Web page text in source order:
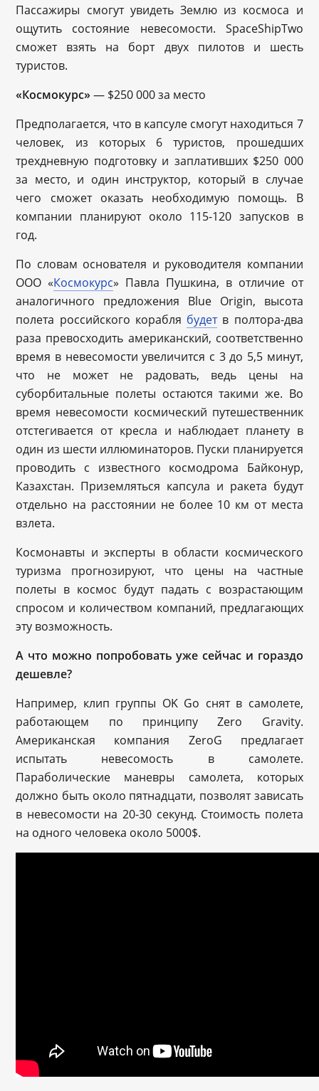
Пассажиры смогут увидеть Землю из космоса и
ощутить состояние невесомости. SpaceShipTwo
сможет взять на борт двух пилотов и шесть
туристов.
«Космокурс»— $250 000 за место
Предполагается, что в капсуле смогут находиться 7
человек, из которых 6 туристов, прошедших
трехдневную подготовку и заплативших $250 000
за место, и один инструктор, который в случае
чего сможет оказать необходимую помощь. В
компании планируют около 115-120 запусков в
год.
По словам основателя и руководителя компании
ООО «Космокурс» Павла Пушкина, в отличие от
аналогичного предложения Blue Origin, высота
полета российского корабля будетв полтора-два
раза превосходить американский, соответственно
время в невесомости увеличится с 3 до 5,5 минут,
что не может не радовать, ведь цены на
суборбитальные полеты остаются такими же. Во
время невесомости космический путешественник
отстегивается от кресла и наблюдает планету в
один из шести иллюминаторов. Пуски планируется
проводить с известного космодрома Байконур,
Казахстан. Приземляться капсула и ракета будут
отдельно на расстоянии не более 10 км от места
взлета.
Космонавты и эксперты в области космического
туризма прогнозируют, что цены на частные
полеты в космос будут падать с возрастающим
спросом и количеством компаний, предлагающих
эту возможность.
А что можно попробовать уже сейчас и гораздо
дешевле?
Например, клип группы OK Go снят в самолете,
работающем по принципу Zero Gravity.
Американская компания ZeroG предлагает
испытать невесомость в самолете.
Параболические маневры самолета, которых
должно быть около пятнадцати, позволят зависать
в невесомости на 20-30 секунд. Стоимость полета
на одного человека около 5000$.